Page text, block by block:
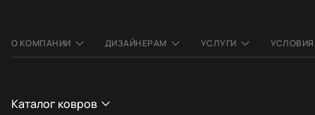
О КОМПАНИИ ДИЗАЙНЕРАМ УСЛУГИ УСЛОВИЯ
Каталог ковров